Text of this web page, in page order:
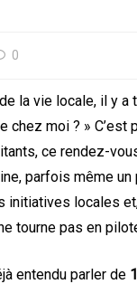
0
la vie locale, il y a
chez moi ? » C’est
ce rendez-
parfois même
initiatives locales
tourne pas en
entendu parler de